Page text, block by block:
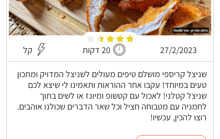
27/2/2023 20 דקות קל
שניצל קריספי מושלם טיפים מעולים לשניצל המדויק ומתכון
טעים במיוחד! עקבו אחר ההוראות ותאמינו לי שיצא לכם
שניצל קטלני! לאכול עם קטשופ ומיונז או לשים בתוך
לחמניה עם מטבוחה חציל וכל שאר הדברים שכולנו אוהבים.
רוצו להכין, עכשיו!